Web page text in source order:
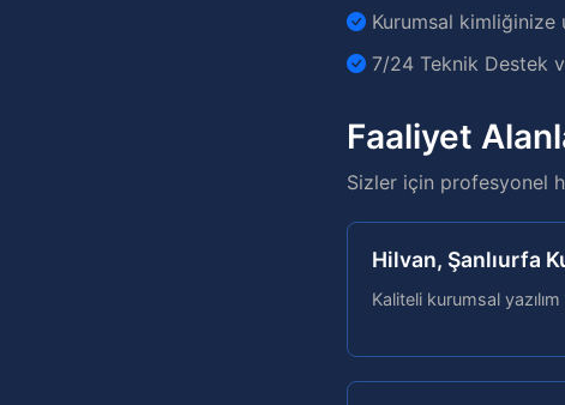
Kurumsal kimliğinize
7/24 Teknik Destek
Faaliyet
Sizler için profesyonel
Hilvan, Şanlıurfa
Kaliteli kurumsal yazılım